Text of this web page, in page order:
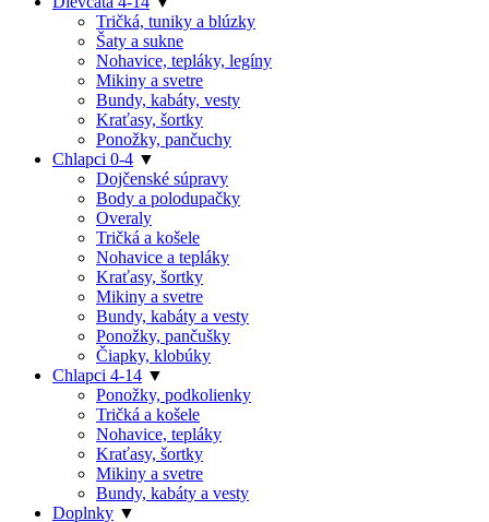
Tričká, tuniky a blúzky
Šaty a sukne
Nohavice, tepláky, legíny
Mikiny a svetre
Bundy, kabáty, vesty
Kraťasy, šortky
Ponožky, pančuchy
Chlapci 0-4 ▼
Dojčenské súpravy
Body a polodupačky
Overaly
Tričká a košele
Nohavice a tepláky
Kraťasy, šortky
Mikiny a svetre
Bundy, kabáty a vesty
Ponožky, pančušky
Čiapky, klobúky
Chlapci 4-14 ▼
Ponožky, podkolienky
Tričká a košele
Nohavice, tepláky
Kraťasy, šortky
Mikiny a svetre
Bundy, kabáty a vesty
Doplnky ▼